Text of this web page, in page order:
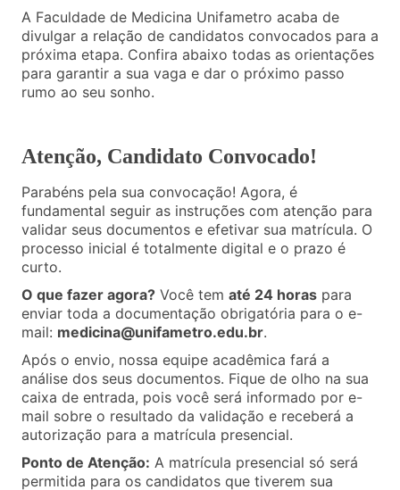
A Faculdade de Medicina Unifametro acaba de
divulgar a relação de candidatos convocados para a
próxima etapa. Confira abaixo todas as orientações
para garantir a sua vaga e dar o próximo passo
rumo ao seu sonho.
Atenção, Candidato Convocado!
Parabéns pela sua convocação! Agora, é
fundamental seguir as instruções com atenção para
validar seus documentos e efetivar sua matrícula. O
processo inicial é totalmente digital e o prazo é
curto.
O que fazer agora? Você tem até 24 horas para
enviar toda a documentação obrigatória para o e-
mail: medicina@unifametro.edu.br.
Após o envio, nossa equipe acadêmica fará a
análise dos seus documentos. Fique de olho na sua
caixa de entrada, pois você será informado por e-
mail sobre o resultado da validação e receberá a
autorização para a matrícula presencial.
Ponto de Atenção: A matrícula presencial só será
permitida para os candidatos que tiverem sua